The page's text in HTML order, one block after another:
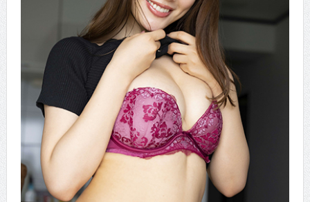
CINEMA×STYLE 294号